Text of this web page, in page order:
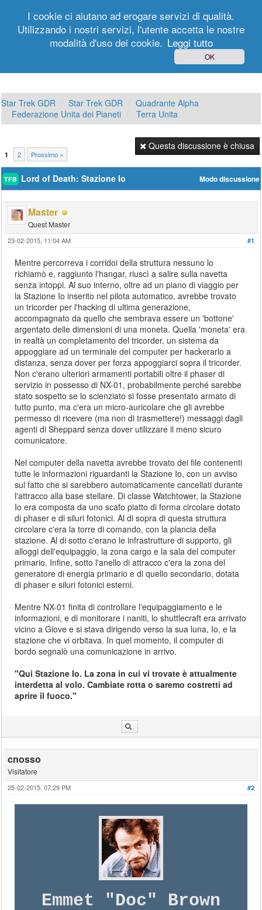
Registrati
Star Trek GDR Star Trek GDR
Quadrante Alpha
Federazione Unita dei Pianeti
Terra Unita
1 2 Prossimo »
Questa discussione è chiusa
Modo discussione
TFB Lord of Death: Stazione Io
Master
Quest Master
#1
23-02-2015, 11:04 AM
Mentre percorreva i corridoi della struttura nessuno lo
richiamò e, raggiunto l'hangar, riuscì a salire sulla navetta
senza intoppi. Al suo interno, oltre ad un piano di viaggio per
la Stazione Io inserito nel pilota automatico, avrebbe trovato
un tricorder per l'hacking di ultima generazione,
accompagnato da quello che sembrava essere un 'bottone'
argentato delle dimensioni di una moneta. Quella 'moneta' era
in realtà un completamento del tricorder, un sistema da
appoggiare ad un terminale del computer per hackerarlo a
distanza, senza dover per forza appoggiarci sopra il tricorder.
Non c'erano ulteriori armamenti portabili oltre il phaser di
servizio in possesso di NX-01, probabilmente perché sarebbe
stato sospetto se lo scienziato si fosse presentato armato di
tutto punto, ma c'era un micro-auricolare che gli avrebbe
permesso di ricevere (ma non di trasmettere!) messaggi dagli
agenti di Sheppard senza dover utilizzare il meno sicuro
comunicatore.
Nel computer della navetta avrebbe trovato dei file contenenti
tutte le informazioni riguardanti la Stazione Io, con un avviso
sul fatto che si sarebbero automaticamente cancellati durante
l'attracco alla base stellare. Di classe Watchtower, la Stazione
Io era composta da uno scafo piatto di forma circolare dotato
di phaser e di siluri fotonici. Al di sopra di questa struttura
circolare c'era la torre di comando, con la plancia della
stazione. Al di sotto c'erano le infrastrutture di supporto, gli
alloggi dell'equipaggio, la zona cargo e la sala del computer
primario. Infine, sotto l'anello di attracco c'era la zona del
generatore di energia primario e di quello secondario, dotata
di phaser e siluri fotonici esterni.
Mentre NX-01 finita di controllare l'equipaggiamento e le
informazioni, e di monitorare i naniti, lo shuttlecraft era arrivato
vicino a Giove e si stava dirigendo verso la sua luna, Io, e la
stazione che vi orbitava. In quel momento, il computer di
bordo segnalò una comunicazione in arrivo.
"Qui Stazione Io. La zona in cui vi trovate è attualmente
interdetta al volo. Cambiate rotta o saremo costretti ad
aprire il fuoco."
cnosso
Visitatore
#2
25-02-2015, 07:29 PM
Emmet "Doc" Brown
I cookie ci aiutano ad erogare servizi di qualità.
Utilizzando i nostri servizi, l'utente accetta le nostre
modalità d'uso dei cookie. Leggi tutto
OK